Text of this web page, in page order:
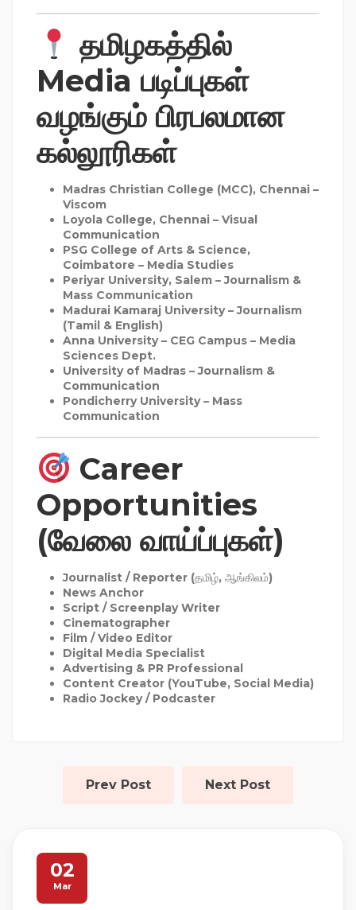
தமிழகத்தில்
Media படிப்புகள்
வழங்கும் பிரபலமான
கல்லூரிகள்
Madras Christian College (MCC), Chennai–
Viscom
Loyola College, Chennai– Visual
Communication
PSG College of Arts & Science,
Coimbatore – Media Studies
Periyar University, Salem– Journalism &
Mass Communication
Madurai Kamaraj University– Journalism
(Tamil & English)
Anna University – CEG Campus– Media
Sciences Dept.
University of Madras– Journalism &
Communication
Pondicherry University– Mass
Communication
Career
Opportunities
(வேலை வாய்ப்புகள்)
Journalist / Reporter(தமிழ், ஆங்கிலம்)
News Anchor
Script / Screenplay Writer
Cinematographer
Film / Video Editor
Digital Media Specialist
Advertising & PR Professional
Content Creator (YouTube, Social Media)
Radio Jockey / Podcaster
Prev Post Next Post
02
Mar